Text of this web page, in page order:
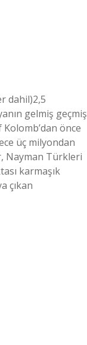
dahil)2,5
gelmiş geçmiş
önce
üç milyondan
Nayman Türkleri
karmaşık
çıkan